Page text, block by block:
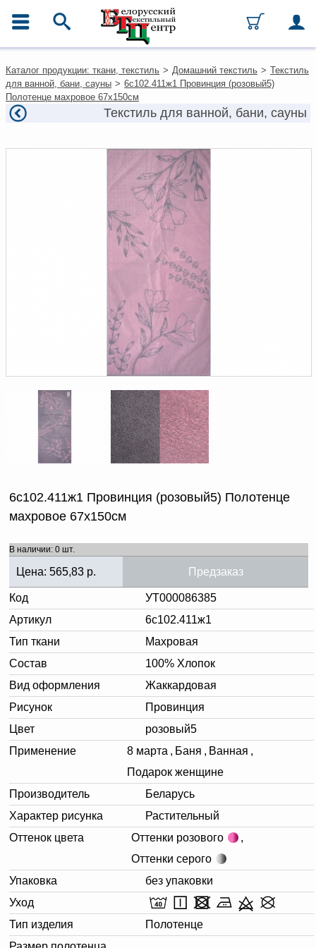
Каталог
Ткани
Домашний текстиль
Одежда
Текстиль для ресторанов и
Текстильная галантерея и
Оплата и доставка
Как оформить заказ
Документы по работе с
персональными данными
Письмо руководителю
Вопросы и ответы
Новости | Статьи
Каталог продукции: ткани, текстиль > Домашний текстиль > Текстиль
для ванной, бани, сауны > 6с102.411ж1 Провинция (розовый5)
Полотенце махровое 67х150см
Текстиль для ванной, бани, сауны
6с102.411ж1 Провинция (розовый5) Полотенце
махровое 67х150см
В наличии: 0 шт.
Цена: 565,83 р. Предзаказ
Код
УТ000086385
Артикул
6с102.411ж1
Тип ткани
Махровая
Состав
100% Хлопок
Вид оформления
Жаккардовая
Рисунок
Провинция
Цвет
розовый5
Применение
8 марта , Баня , Ванная ,
Подарок женщине
Производитель
Беларусь
Характер рисунка
Растительный
Оттенок цвета
Оттенки розового
,
Оттенки серого
Упаковка
без упаковки
Уход
Тип изделия
Полотенце